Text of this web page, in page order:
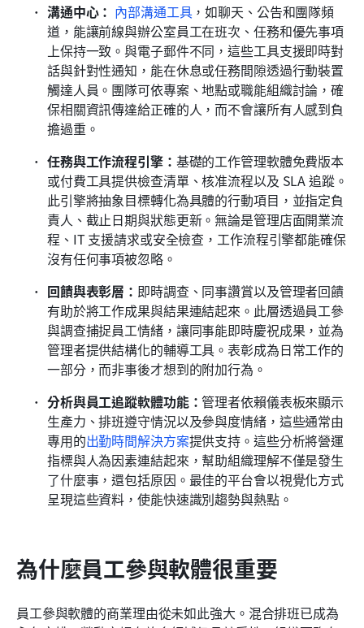
溝通中心： 內部溝通工具，如聊天、公告和團隊頻
道，能讓前線與辦公室員工在班次、任務和優先事項
上保持一致。與電子郵件不同，這些工具支援即時對
話與針對性通知，能在休息或任務間隙透過行動裝置
觸達人員。團隊可依專案、地點或職能組織討論，確
保相關資訊傳達給正確的人，而不會讓所有人感到負
擔過重。
任務與工作流程引擎： 基礎的工作管理軟體免費版本
或付費工具提供檢查清單、核准流程以及 SLA 追蹤。
此引擎將抽象目標轉化為具體的行動項目，並指定負
責人、截止日期與狀態更新。無論是管理店面開業流
程、IT 支援請求或安全檢查，工作流程引擎都能確保
沒有任何事項被忽略。
回饋與表彰層： 即時調查、同事讚賞以及管理者回饋
有助於將工作成果與結果連結起來。此層透過員工參
與調查捕捉員工情緒，讓同事能即時慶祝成果，並為
管理者提供結構化的輔導工具。表彰成為日常工作的
一部分，而非事後才想到的附加行為。
分析與員工追蹤軟體功能： 管理者依賴儀表板來顯示
生產力、排班遵守情況以及參與度情緒，這些通常由
專用的出勤時間解決方案提供支持。這些分析將營運
指標與人為因素連結起來，幫助組織理解不僅是發生
了什麼事，還包括原因。最佳的平台會以視覺化方式
呈現這些資料，使能快速識別趨勢與熱點。
為什麼員工參與軟體很重要
員工參與軟體的商業理由從未如此強大。混合排班已成為